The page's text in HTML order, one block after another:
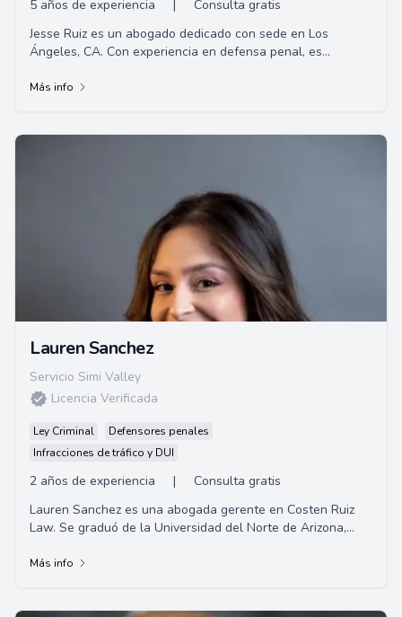
5 años de experiencia
Consulta gratis
Jesse Ruiz es un abogado dedicado con sede en Los
Ángeles, CA. Con experiencia en defensa penal, es
Más info
Lauren Sanchez
Servicio Simi Valley
Licencia Verificada
Ley Criminal
Defensores penales
Infracciones de tráfico y DUI
2 años de experiencia |
Consulta gratis
Lauren Sanchez es una abogada gerente en Costen Ruiz
Law. Se graduó de la Universidad del Norte de Arizona,
Más info